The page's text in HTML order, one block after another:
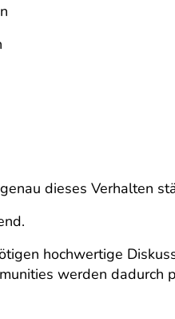
dieses Verhalten
hochwertige
werden dadurch